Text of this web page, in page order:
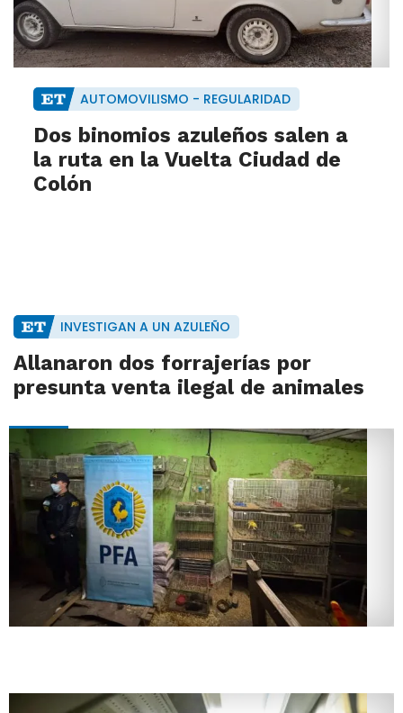
AUTOMOVILISMO - REGULARIDAD
Dos binomios azuleños salen a
la ruta en la Vuelta Ciudad de
Colón
INVESTIGAN A UN AZULEÑO
Allanaron dos forrajerías por
presunta venta ilegal de animales